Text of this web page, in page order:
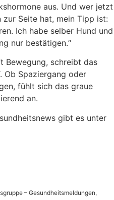
aus. Und wer jetzt
Seite hat, mein Tipp ist:
Ich habe selber Hund und
nur bestätigen.“
Bewegung, schreibt das
Ob Spaziergang oder
fühlt sich das graue
an.
gibt es unter
– Gesundheitsmeldungen,